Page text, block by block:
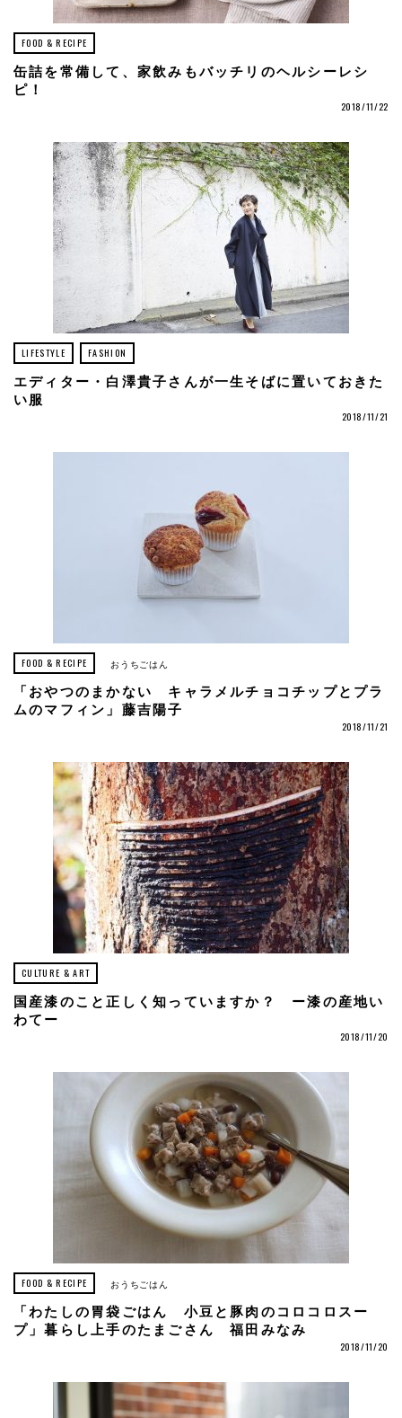
FOOD & RECIPE
缶詰を常備して、家飲みもバッチリのヘルシーレシ
ピ！
2018/11/22
LIFESTYLE FASHION
エディター・白澤貴子さんが一生そばに置いておきた
い服
2018/11/21
FOOD & RECIPE おうちごはん
「おやつのまかない キャラメルチョコチップとプラ
ムのマフィン」藤吉陽子
2018/11/21
CULTURE & ART
国産漆のこと正しく知っていますか？ ー漆の産地い
わてー
2018/11/20
FOOD & RECIPE おうちごはん
「わたしの胃袋ごはん 小豆と豚肉のコロコロスー
プ」暮らし上手のたまごさん 福田みなみ
2018/11/20